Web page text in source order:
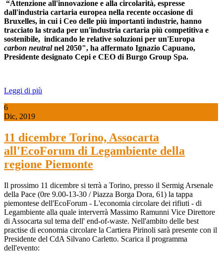
“Attenzione all'innovazione e alla circolarità, espresse
dall'industria cartaria europea nella recente occasione di
Bruxelles, in cui i Ceo delle più importanti industrie, hanno
tracciato la strada per un'industria cartaria più competitiva e
sostenibile, indicando le relative soluzioni per un'Europa
carbon neutralnel 2050", ha affermato Ignazio Capuano,
Presidente designato Cepi e CEO di Burgo Group Spa.
Leggi di più
6
Dic, 2019
11 dicembre Torino, Assocarta
all'EcoForum di Legambiente della
regione Piemonte
Il prossimo 11 dicembre si terrà a Torino, presso il Sermig Arsenale
della Pace (0re 9.00-13-30 / Piazza Borga Dora, 61) la tappa
piemontese dell'EcoForum - L'economia circolare dei rifiuti - di
Legambiente alla quale interverrà Massimo Ramunni Vice Direttore
di Assocarta sul tema dell' end-of-waste. Nell'ambito delle best
practise di economia circolare la Cartiera Pirinoli sarà presente con il
Presidente del CdA Silvano Carletto. Scarica il programma
dell'evento: